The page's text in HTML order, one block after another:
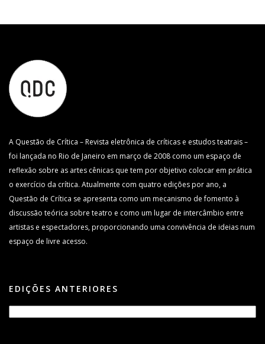
A Questão de Crítica – Revista eletrônica de críticas e estudos teatrais –
foi lançada no Rio de Janeiro em março de 2008 como um espaço de
reflexão sobre as artes cênicas que tem por objetivo colocar em prática
o exercício da crítica. Atualmente com quatro edições por ano, a
Questão de Crítica se apresenta como um mecanismo de fomento à
discussão teórica sobre teatro e como um lugar de intercâmbio entre
artistas e espectadores, proporcionando uma convivência de ideias num
espaço de livre acesso.
EDIÇÕES ANTERIORES